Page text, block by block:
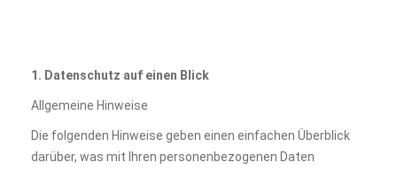
1. Datenschutz auf einen Blick
Allgemeine Hinweise
Die folgenden Hinweise geben einen einfachen Überblick
darüber, was mit Ihren personenbezogenen Daten